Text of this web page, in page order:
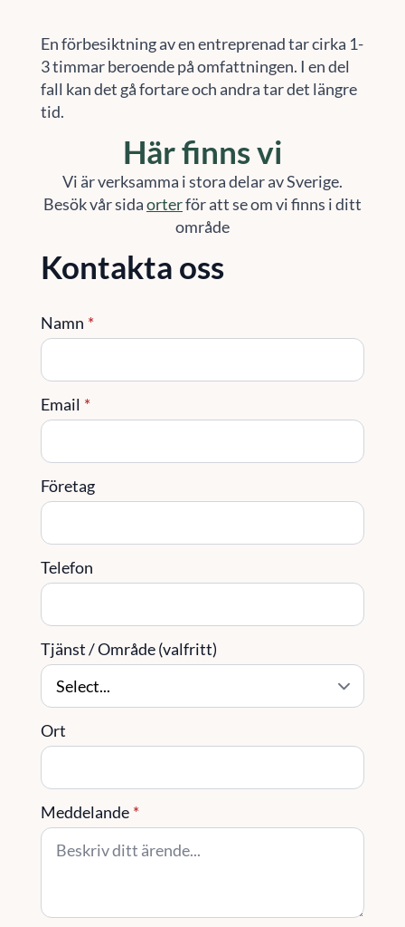
En förbesiktning av en entreprenad tar cirka 1-
3 timmar beroende på omfattningen. I en del
fall kan det gå fortare och andra tar det längre
tid.
Här finns vi
Vi är verksamma i stora delar av Sverige.
Besök vår sidaorterför att se om vi finns i ditt
område
Kontakta oss
Namn *
Email *
Företag
Telefon
Tjänst / Område (valfritt)
Ort
Meddelande *